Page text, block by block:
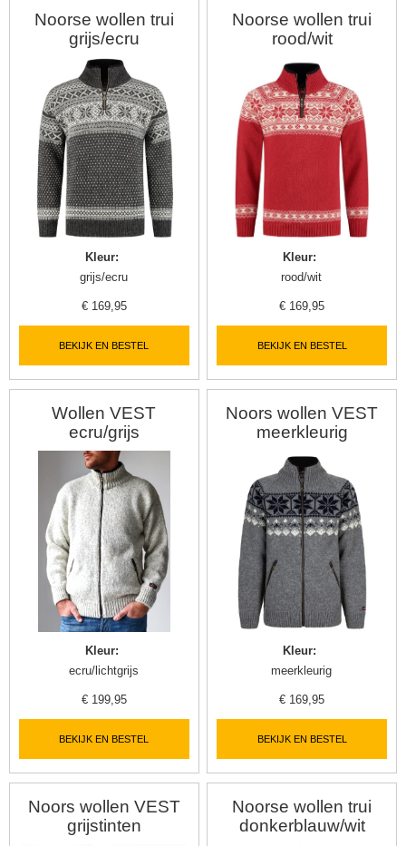
Noorse wollen trui
grijs/ecru
Kleur:
grijs/ecru
€ 169,95
BEKIJK EN BESTEL
Noorse wollen trui
rood/wit
Kleur:
rood/wit
€ 169,95
BEKIJK EN BESTEL
Wollen VEST
ecru/grijs
Kleur:
ecru/lichtgrijs
€ 199,95
BEKIJK EN BESTEL
Noors wollen VEST
meerkleurig
Kleur:
meerkleurig
€ 169,95
BEKIJK EN BESTEL
Noors wollen VEST
grijstinten
Noorse wollen trui
donkerblauw/wit